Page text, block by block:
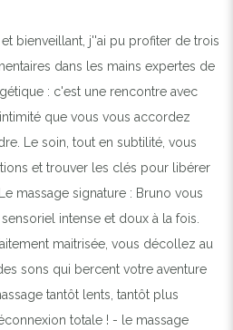
bienveillant, j''ai pu profiter de trois
dans les mains expertes de
: c'est une rencontre avec
que vous vous accordez
Le soin, tout en subtilité, vous
et trouver les clés pour libérer
massage signature : Bruno vous
intense et doux à la fois.
maitrisée, vous décollez au
sons qui bercent votre aventure
tantôt lents, tantôt plus
totale ! - le massage